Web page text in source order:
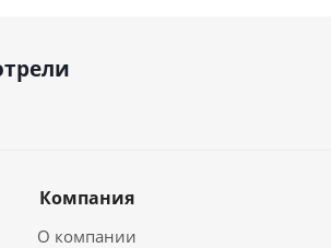
Компания
О компании